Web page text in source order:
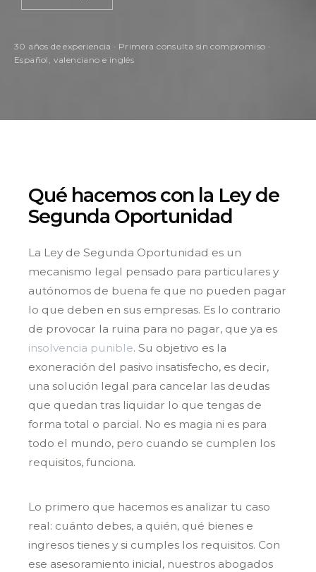
30 años de experiencia · Primera consulta sin compromiso ·
Español, valenciano e inglés
Qué hacemos con la Ley de
Segunda Oportunidad
La Ley de Segunda Oportunidad es un
mecanismo legal pensado para particulares y
autónomos de buena fe que no pueden pagar
lo que deben en sus empresas. Es lo contrario
de provocar la ruina para no pagar, que ya es
insolvencia punible. Su objetivo es la
exoneración del pasivo insatisfecho, es decir,
una solución legal para cancelar las deudas
que quedan tras liquidar lo que tengas de
forma total o parcial. No es magia ni es para
todo el mundo, pero cuando se cumplen los
requisitos, funciona.
Lo primero que hacemos es analizar tu caso
real: cuánto debes, a quién, qué bienes e
ingresos tienes y si cumples los requisitos. Con
ese asesoramiento inicial, nuestros abogados